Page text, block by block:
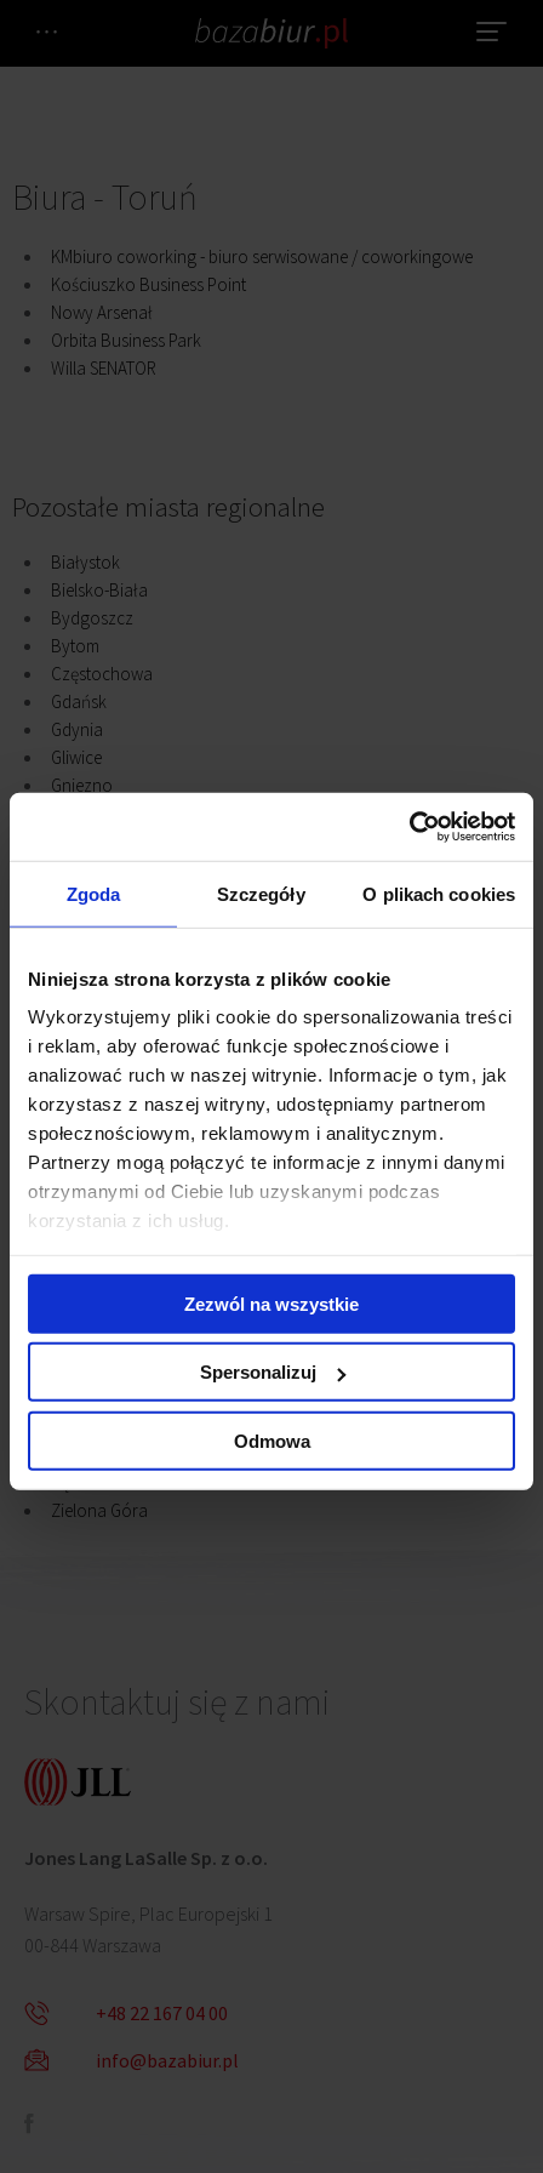
Zgoda Szczegóły O plikach cookies
Niniejsza strona korzysta z plików cookie
Wykorzystujemy pliki cookie do spersonalizowania treści
i reklam, aby oferować funkcje społecznościowe i
analizować ruch w naszej witrynie. Informacje o tym, jak
korzystasz z naszej witryny, udostępniamy partnerom
społecznościowym, reklamowym i analitycznym.
Partnerzy mogą połączyć te informacje z innymi danymi
otrzymanymi od Ciebie lub uzyskanymi podczas
korzystania z ich usług.
Zezwól na wszystkie
Spersonalizuj
Odmowa
Biura - Toruń
KMbiuro coworking - biuro serwisowane / coworkingowe
Kościuszko Business Point
Nowy Arsenał
Orbita Business Park
Willa SENATOR
Pozostałe miasta regionalne
Białystok
Bielsko-Biała
Bydgoszcz
Bytom
Częstochowa
Gdańsk
Gdynia
Gliwice
Gniezno
Konstantynów Łódzki
Kraków
Legnica
Łódź
Olsztyn
Opole
Piaseczno
Płock
Poznań
Pruszcz Grański
Radom
Raszyn
Szczecin
Warszawa
Zielona Góra
Skontaktuj się z nami
Jones Lang LaSalle Sp. z o.o.
Warsaw Spire, Plac Europejski 1
00-844 Warszawa
+48 22 167 04 00
info@bazabiur.pl